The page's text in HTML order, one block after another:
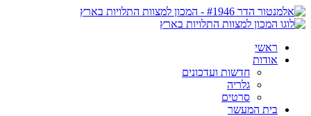
ראשי
אודות
חדשות ועדכונים
גלריה
סרטים
בית המעשר